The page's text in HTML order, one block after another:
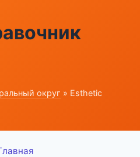
округ » Esthetic